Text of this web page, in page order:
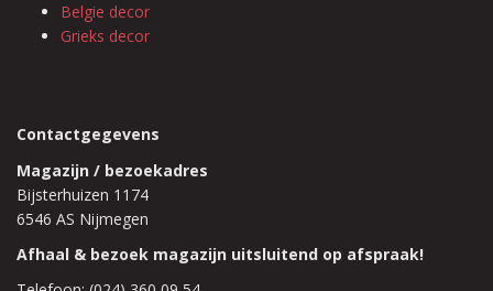
Belgie decor
Grieks decor
Contactgegevens
Magazijn / bezoekadres
Bijsterhuizen 1174
6546 AS Nijmegen
Afhaal & bezoek magazijn uitsluitend op afspraak!